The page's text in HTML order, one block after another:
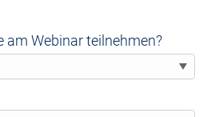
am Webinar teilnehmen?